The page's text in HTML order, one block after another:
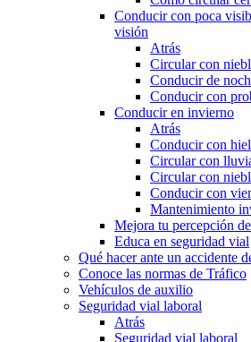
Conducir con poca
visión
Atrás
Circular con
Conducir de
Conducir con
Conducir en invierno
Atrás
Conducir con
Circular con
Circular con
Conducir con
Mantenimiento
Mejora tu percepción
Educa en seguridad vial
Qué hacer ante un accidente
Conoce las normas de Tráfico
Vehículos de auxilio
Seguridad vial laboral
Atrás
Seguridad vial laboral